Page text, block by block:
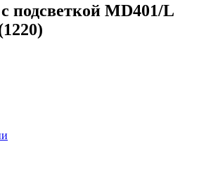
подсветкой MD401/L